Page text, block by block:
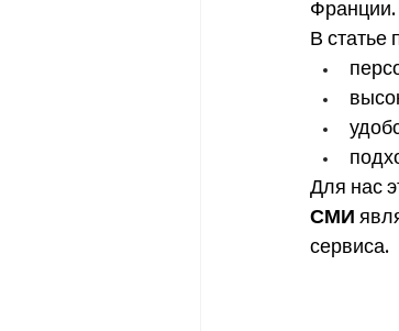
Франции.
В статье
Для нас
СМИ
сервиса.